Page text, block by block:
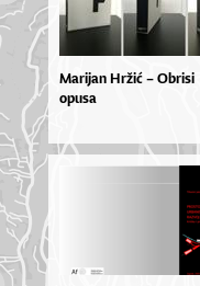
Marijan Hržić – Obrisi
opusa